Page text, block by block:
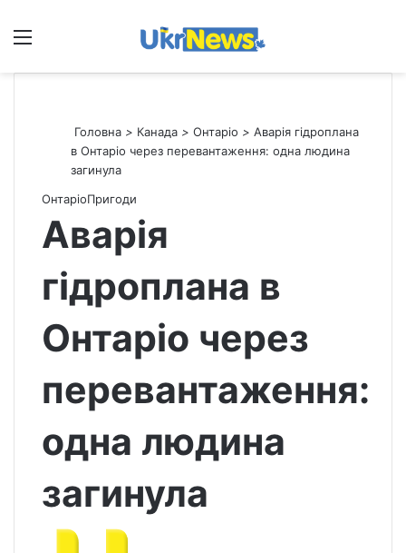
Меню
Головна > Канада > Онтаріо > Аварія гідроплана
в Онтаріо через перевантаження: одна людина
загинула
ОнтаріоПригоди
Аварія
гідроплана в
Онтаріо через
перевантаження:
одна людина
загинула